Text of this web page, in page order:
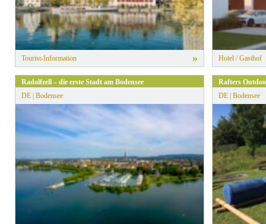
Tourist-Information » Hotel / Gasthof
Radolfzell – die erste Stadt am Bodensee
DE | Bodensee
Rafters
DE | Bodensee